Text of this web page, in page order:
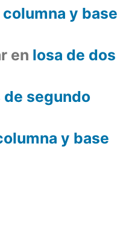
columna y base
en losa de dos
segundo
y base